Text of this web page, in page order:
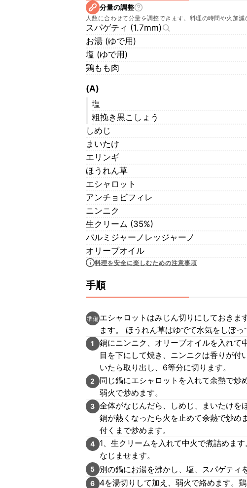
分量の調整
人数に合わせて分量を調整できます。料理の時間や火加
スパゲティ (1.7mm)
お湯 (ゆで用)
塩 (ゆで用)
鶏もも肉
(A)
塩
粗挽き黒こしょう
しめじ
まいたけ
エリンギ
ほうれん草
エシャロット
アンチョビフィレ
ニンニク
生クリーム (35%)
パルミジャーノレッジャーノ
オリーブオイル
料理を安全に楽しむための注意事項
手順
準備 エシャロットはみじん切りにしておきま
ます。 ほうれん草はゆでて水気をしぼっ
1
鍋にニンニク、オリーブオイルを入れて
目を下にして焼き、ニンニクは香りが
いたら取り出し、6等分に切ります。
2
同じ鍋にエシャロットを入れて余熱で炒
弱火で炒めます。
3 全体がなじんだら、しめじ、まいたけを
鍋が熱くなったら火を止めて余熱で炒め
付くまで炒めます。
4
1、生クリームを入れて中火で煮詰めま
なじませます。
5 別の鍋にお湯を沸かし、塩、スパゲティ
6
4を湯切りして加え、弱火で絡めます。